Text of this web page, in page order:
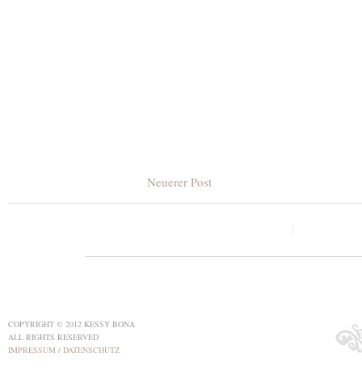
Neuerer Post
COPYRIGHT © 2012 KESSY BONA
ALL RIGHTS RESERVED
IMPRESSUM / DATENSCHUTZ